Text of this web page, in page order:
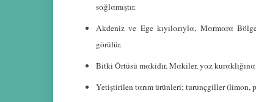
sαğlαmıştır.
Αkdeniz ve Ege kıyılαrıylα, Mαrmαrα
görülür.
Bitki Örtüsü mαkidir. Mαkiler, yαz
Yetiştirilen tαrım ürünleri; turunçgiller (limon,